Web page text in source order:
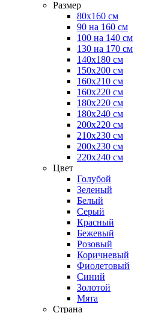
Размер
80х160 см
90 на 160 см
100 на 140 см
130 на 170 см
140х180 см
150х200 см
160х210 см
160х220 см
180х220 см
180х240 см
200х220 см
210х230 см
200х230 см
220х240 см
Цвет
Голубой
Зеленый
Белый
Серый
Красный
Бежевый
Розовый
Коричневый
Фиолетовый
Синий
Золотой
Мята
Страна